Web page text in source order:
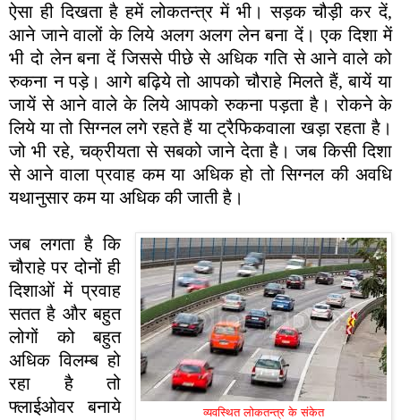
ऐसा ही दिखता है हमें लोकतन्त्र में भी। सड़क चौड़ी कर दें,
आने जाने वालों के लिये अलग अलग लेन बना दें। एक दिशा में
भी दो लेन बना दें जिससे पीछे से अधिक गति से आने वाले को
रुकना न पड़े। आगे बढ़िये तो आपको चौराहे मिलते हैं, बायें या
जायें से आने वाले के लिये आपको रुकना पड़ता है। रोकने के
लिये या तो सिग्नल लगे रहते हैं या ट्रैफिकवाला खड़ा रहता है।
जो भी रहे, चक्रीयता से सबको जाने देता है। जब किसी दिशा
से आने वाला प्रवाह कम या अधिक हो तो सिग्नल की अवधि
यथानुसार कम या अधिक की जाती है।
व्यवस्थित लोकतन्त्र के संकेत
जब लगता है कि
चौराहे पर दोनों ही
दिशाओं में प्रवाह
सतत है और बहुत
लोगों को बहुत
अधिक विलम्ब हो
रहा है तो
फ्लाईओवर बनाये